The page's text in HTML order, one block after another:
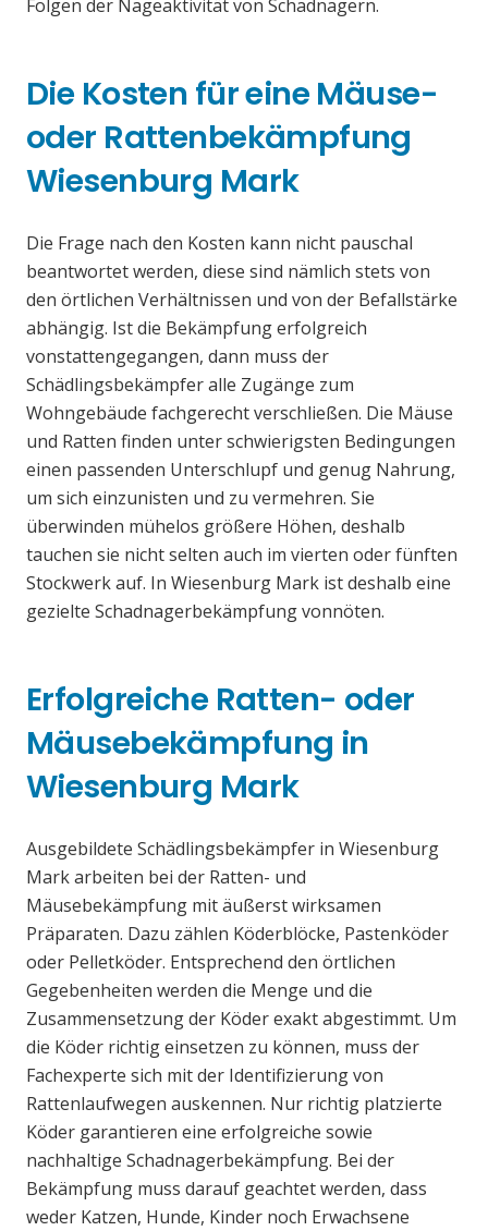
Folgen der Nageaktivität von Schadnagern.
Die Kosten für eine Mäuse-
oder Rattenbekämpfung
Wiesenburg Mark
Die Frage nach den Kosten kann nicht pauschal
beantwortet werden, diese sind nämlich stets von
den örtlichen Verhältnissen und von der Befallstärke
abhängig. Ist die Bekämpfung erfolgreich
vonstattengegangen, dann muss der
Schädlingsbekämpfer alle Zugänge zum
Wohngebäude fachgerecht verschließen. Die Mäuse
und Ratten finden unter schwierigsten Bedingungen
einen passenden Unterschlupf und genug Nahrung,
um sich einzunisten und zu vermehren. Sie
überwinden mühelos größere Höhen, deshalb
tauchen sie nicht selten auch im vierten oder fünften
Stockwerk auf. In Wiesenburg Mark ist deshalb eine
gezielte Schadnagerbekämpfung vonnöten.
Erfolgreiche Ratten- oder
Mäusebekämpfung in
Wiesenburg Mark
Ausgebildete Schädlingsbekämpfer in Wiesenburg
Mark arbeiten bei der Ratten- und
Mäusebekämpfung mit äußerst wirksamen
Präparaten. Dazu zählen Köderblöcke, Pastenköder
oder Pelletköder. Entsprechend den örtlichen
Gegebenheiten werden die Menge und die
Zusammensetzung der Köder exakt abgestimmt. Um
die Köder richtig einsetzen zu können, muss der
Fachexperte sich mit der Identifizierung von
Rattenlaufwegen auskennen. Nur richtig platzierte
Köder garantieren eine erfolgreiche sowie
nachhaltige Schadnagerbekämpfung. Bei der
Bekämpfung muss darauf geachtet werden, dass
weder Katzen, Hunde, Kinder noch Erwachsene